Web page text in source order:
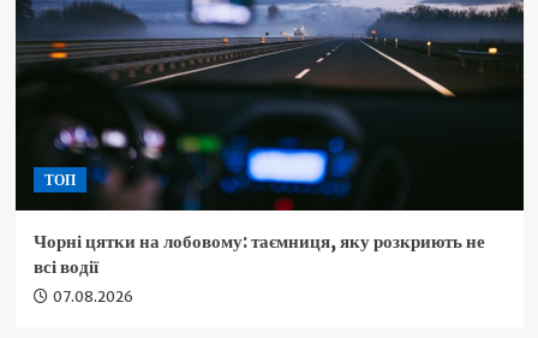
ТОП
Чорні цятки на лобовому: таємниця, яку розкриють не
всі водії
07.08.2026